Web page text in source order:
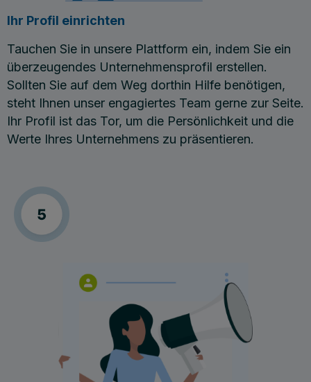
Ihr Profil einrichten
Tauchen Sie in unsere Plattform ein, indem Sie ein
überzeugendes Unternehmensprofil erstellen.
Sollten Sie auf dem Weg dorthin Hilfe benötigen,
steht Ihnen unser engagiertes Team gerne zur Seite.
Ihr Profil ist das Tor, um die Persönlichkeit und die
Werte Ihres Unternehmens zu präsentieren.